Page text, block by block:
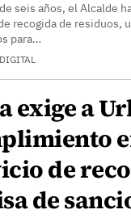
seis años, el Alcalde
recogida de residuos,
para…
exige a
de
de